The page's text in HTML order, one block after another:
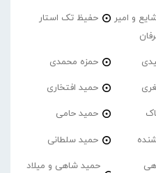
و امیر
حفیظ تک استار
حمزه محمدی
حمید افتخاری
حمید حامی
حمید سلطانی
حمید شاهی و میلاد